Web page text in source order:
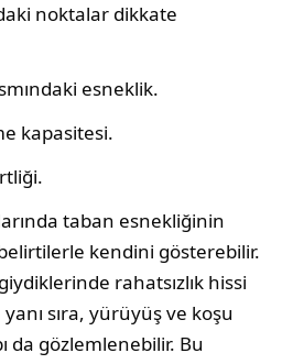
noktalar dikkate
esneklik.
kapasitesi.
taban esnekliğinin
kendini gösterebilir.
rahatsızlık hissi
sıra, yürüyüş ve koşu
da gözlemlenebilir. Bu